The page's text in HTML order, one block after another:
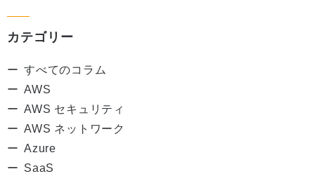
カテゴリー
すべてのコラム
AWS
AWS セキュリティ
AWS ネットワーク
Azure
SaaS